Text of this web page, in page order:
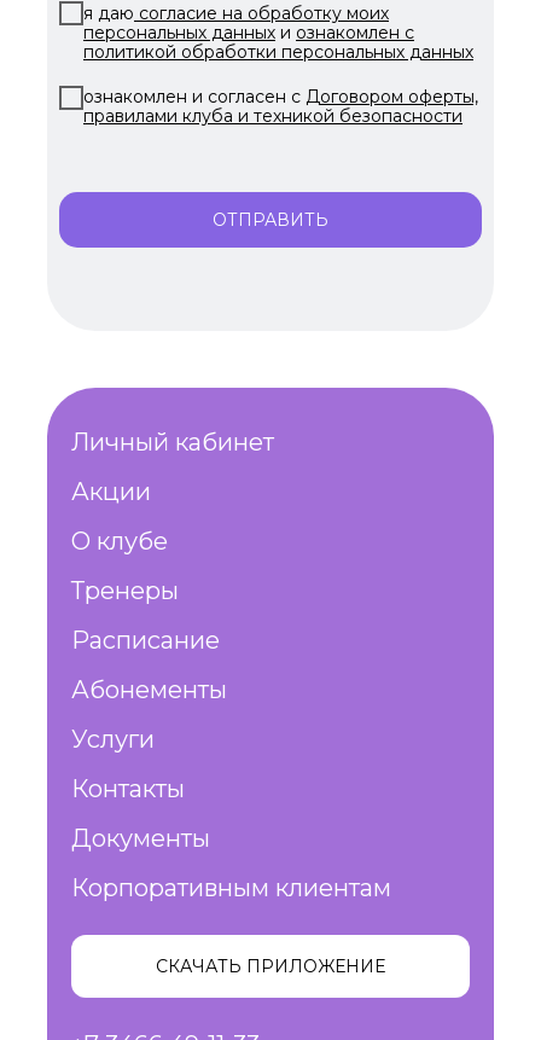
я даю согласие на обработку моих
персональных данных и ознакомлен с
политикой обработки персональных данных
ознакомлен и согласен с Договором оферты,
правилами клуба и техникой безопасности
ОТПРАВИТЬ
Акции
Абонементы
Услуги
Контакты
Документы
Корпоративным клиентам
О клубе
Тренеры
Расписание
Личный кабинет
СКАЧАТЬ ПРИЛОЖЕНИЕ